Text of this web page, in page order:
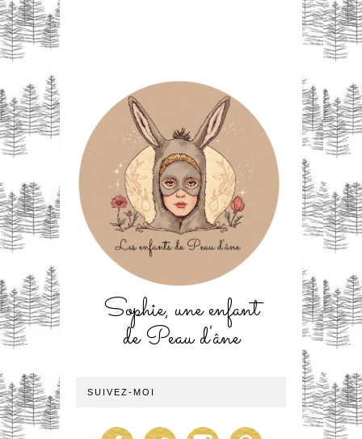
Sophie, une enfant
de Peau d'âne
SUIVEZ-MOI